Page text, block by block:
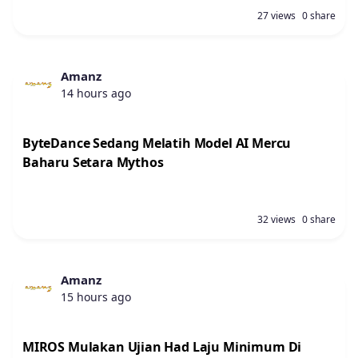
0 share
27 views
Amanz
14 hours ago
ByteDance Sedang Melatih Model AI Mercu
Baharu Setara Mythos
0 share
32 views
Amanz
15 hours ago
MIROS Mulakan Ujian Had Laju Minimum Di